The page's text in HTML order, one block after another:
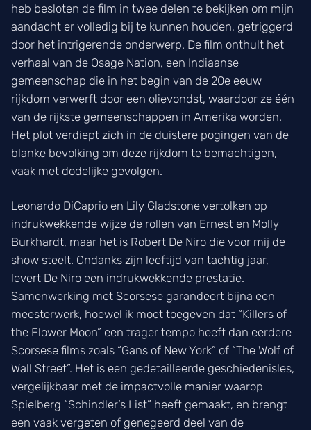
heb besloten de film in twee delen te bekijken om mijn
aandacht er volledig bij te kunnen houden, getriggerd
door het intrigerende onderwerp. De film onthult het
verhaal van de Osage Nation, een Indiaanse
gemeenschap die in het begin van de 20e eeuw
rijkdom verwerft door een olievondst, waardoor ze één
van de rijkste gemeenschappen in Amerika worden.
Het plot verdiept zich in de duistere pogingen van de
blanke bevolking om deze rijkdom te bemachtigen,
vaak met dodelijke gevolgen.
Leonardo DiCaprio en Lily Gladstone vertolken op
indrukwekkende wijze de rollen van Ernest en Molly
Burkhardt, maar het is Robert De Niro die voor mij de
show steelt. Ondanks zijn leeftijd van tachtig jaar,
levert De Niro een indrukwekkende prestatie.
Samenwerking met Scorsese garandeert bijna een
meesterwerk, hoewel ik moet toegeven dat “Killers of
the Flower Moon” een trager tempo heeft dan eerdere
Scorsese films zoals “Gans of New York” of “The Wolf of
Wall Street”. Het is een gedetailleerde geschiedenisles,
vergelijkbaar met de impactvolle manier waarop
Spielberg “Schindler’s List” heeft gemaakt, en brengt
een vaak vergeten of genegeerd deel van de